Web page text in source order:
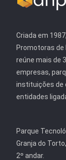
Criada em
Promotoras
reúne mais de
empresas,
instituições de
entidades
Parque
Granja do
2º andar.